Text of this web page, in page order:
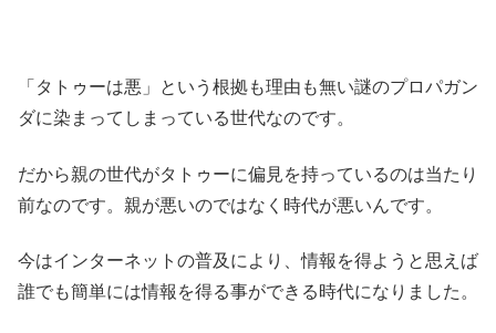
「タトゥーは悪」という根拠も理由も無い謎のプロパガン
ダに染まってしまっている世代なのです。
だから親の世代がタトゥーに偏見を持っているのは当たり
前なのです。親が悪いのではなく時代が悪いんです。
今はインターネットの普及により、情報を得ようと思えば
誰でも簡単には情報を得る事ができる時代になりました。